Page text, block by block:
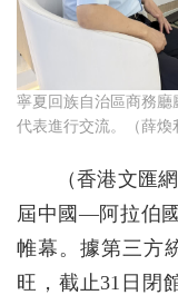
寧夏回族自治區商務
代表進行交流。（薛煥
（香港文匯
屆中國—阿拉伯
帷幕。據第三方
旺，截止31日閉